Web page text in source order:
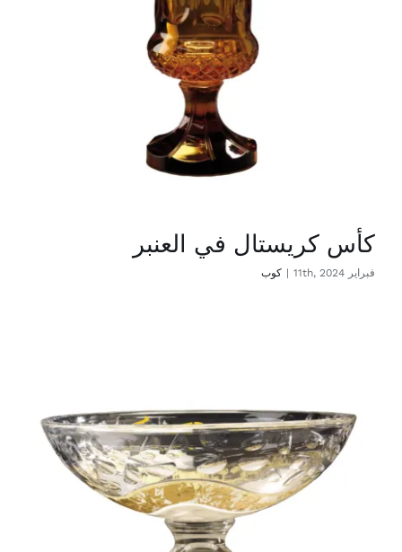
كأس كريستال في العنبر
فبراير 11th, 2024 | كوب